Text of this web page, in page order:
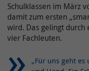
Schulklassen im März
damit zum ersten
wird. Das gelingt
vier Fachleuten.
„Für uns geht